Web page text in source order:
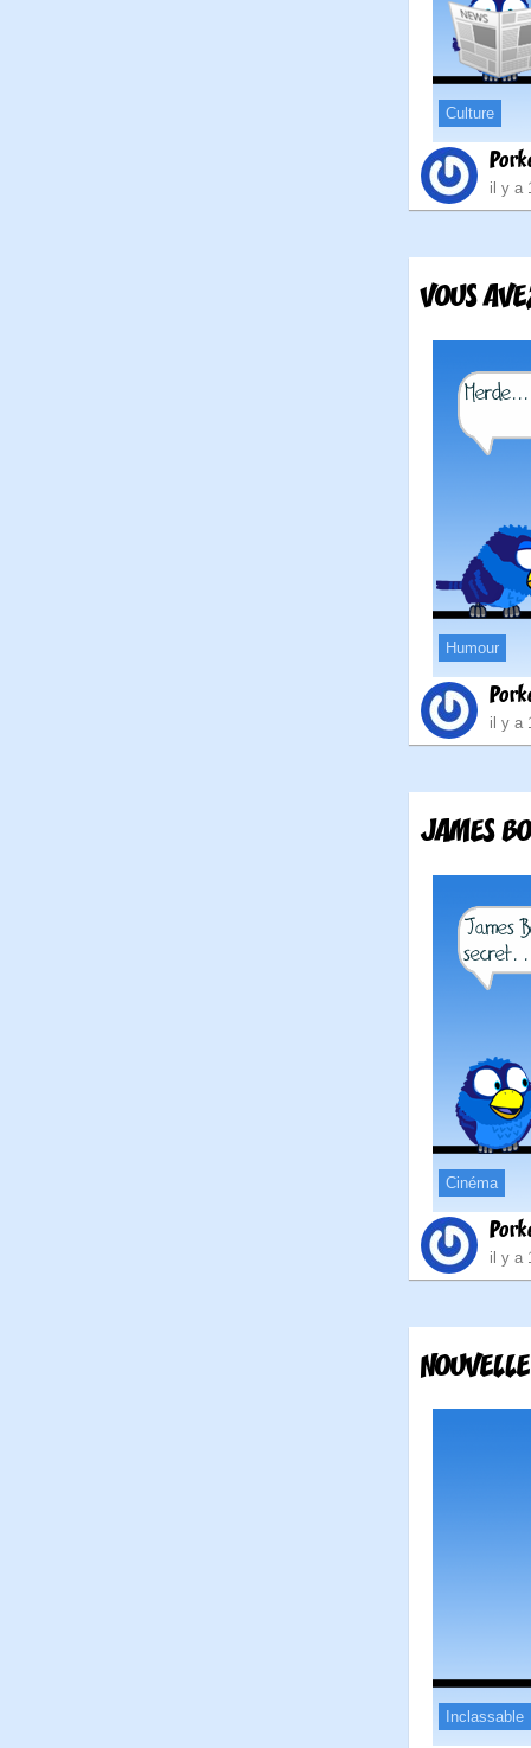
Culture
il y a
VOUS
Humour
il y a
JAMES
Cinéma
il y a
Inclassable